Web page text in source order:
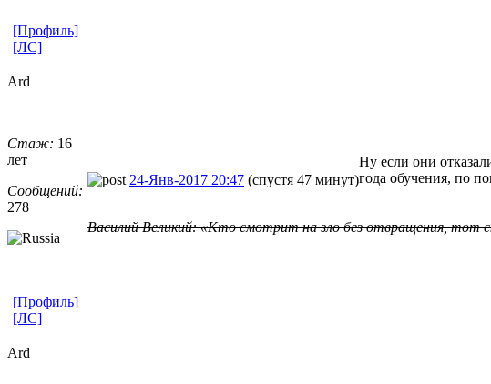
[Профиль]
[ЛС]
Ard
Стаж: 16
лет
Сообщений:
278
24-Янв-2017 20:47 (спустя 47 минут)
Ну если они
года обучения, по
Василий Великий: «Кто смотрит на зло без отвращения, тот
[Профиль]
[ЛС]
Ard